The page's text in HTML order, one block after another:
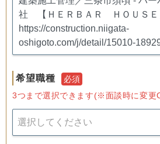
希望職種
必須
3つまで選択できます(※面談時に変更
選択してください